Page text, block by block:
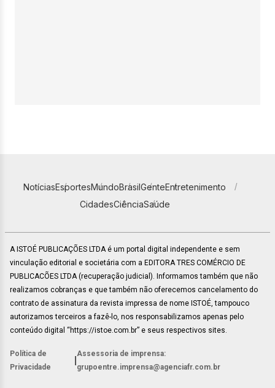
NotíciasEsportesMundoBrasilGenteEntretenimento
CidadesCiênciaSaúde
A ISTOÉ PUBLICAÇÕES LTDA é um portal digital independente e sem
vinculação editorial e societária com a EDITORA TRES COMÉRCIO DE
PUBLICACÕES LTDA (recuperação judicial). Informamos também que não
realizamos cobranças e que também não oferecemos cancelamento do
contrato de assinatura da revista impressa de nome ISTOÉ, tampouco
autorizamos terceiros a fazê-lo, nos responsabilizamos apenas pelo
conteúdo digital “https://istoe.com.br” e seus respectivos sites.
Política de
Privacidade
Assessoria de imprensa:
grupoentre.imprensa@agenciafr.com.br